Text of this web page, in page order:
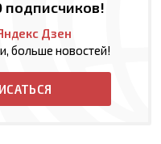
подписчиков!
Дзен
больше новостей!